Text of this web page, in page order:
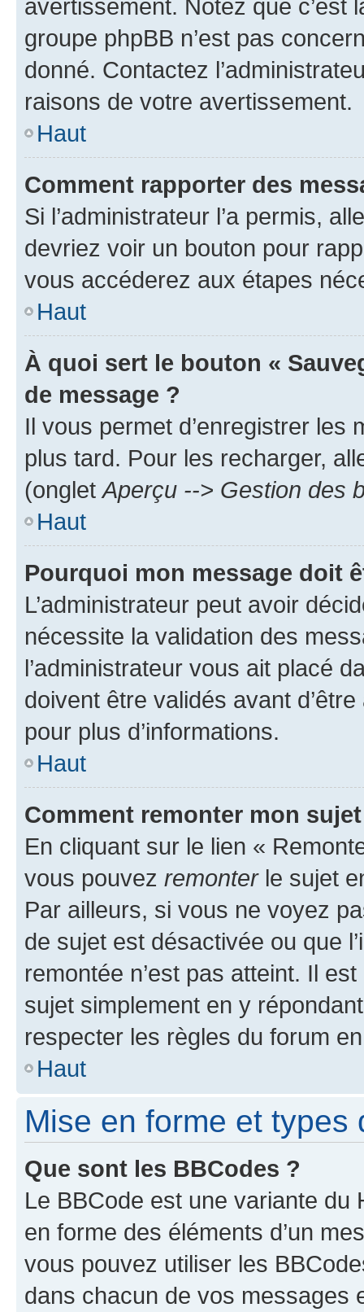
avertissement. Notez que c’est
groupe phpBB n’est pas
donné. Contactez
raisons de votre avertissement.
Haut
Comment rapporter des
Si l’administrateur l’a permis,
devriez voir un bouton pour
vous accéderez aux étapes
Haut
À quoi sert le bouton «
de message ?
Il vous permet d’enregistrer
plus tard. Pour les recharger,
(onglet Aperçu --> Gestion des
Haut
Pourquoi mon message doit
L’administrateur peut avoir
nécessite la validation des
l’administrateur vous ait placé
doivent être validés avant
pour plus d’informations.
Haut
Comment remonter mon
En cliquant sur le lien «
vous pouvez remonterle sujet
Par ailleurs, si vous ne voyez
de sujet est désactivée ou que
remontée n’est pas atteint. Il
sujet simplement en y
respecter les règles du forum
Haut
Mise en forme et types
Que sont les BBCodes ?
Le BBCode est une variante du
en forme des éléments d’un
vous pouvez utiliser les
dans chacun de vos messages